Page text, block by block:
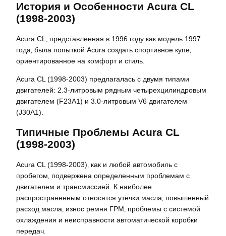
История и Особенности Acura CL
(1998-2003)
Acura CL‚ представленная в 1996 году как модель 1997
года‚ была попыткой Acura создать спортивное купе‚
ориентированное на комфорт и стиль.
Acura CL (1998-2003) предлагалась с двумя типами
двигателей: 2.3-литровым рядным четырехцилиндровым
двигателем (F23A1) и 3.0-литровым V6 двигателем
(J30A1).
Типичные Проблемы Acura CL
(1998-2003)
Acura CL (1998-2003)‚ как и любой автомобиль с
пробегом‚ подвержена определенным проблемам с
двигателем и трансмиссией. К наиболее
распространенным относятся утечки масла‚ повышенный
расход масла‚ износ ремня ГРМ‚ проблемы с системой
охлаждения и неисправности автоматической коробки
передач.